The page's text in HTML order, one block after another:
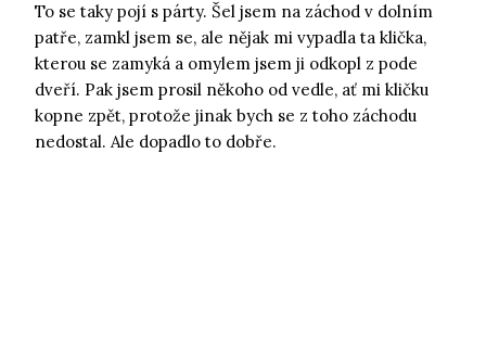
To se taky pojí s párty. Šel jsem na záchod v dolním
patře, zamkl jsem se, ale nějak mi vypadla ta klička,
kterou se zamyká a omylem jsem ji odkopl z pode
dveří. Pak jsem prosil někoho od vedle, ať mi kličku
kopne zpět, protože jinak bych se z toho záchodu
nedostal. Ale dopadlo to dobře.